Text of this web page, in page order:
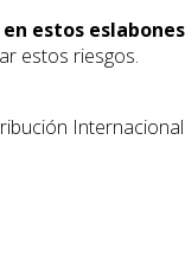
estos
estos riesgos.
Internacional